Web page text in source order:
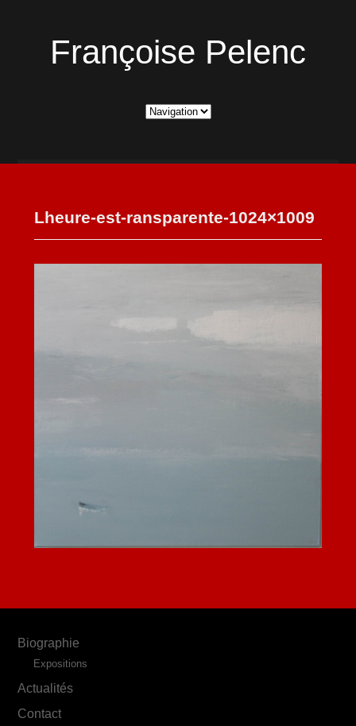
Françoise Pelenc
Lheure-est-ransparente-1024×1009
Biographie
Expositions
Actualités
Contact